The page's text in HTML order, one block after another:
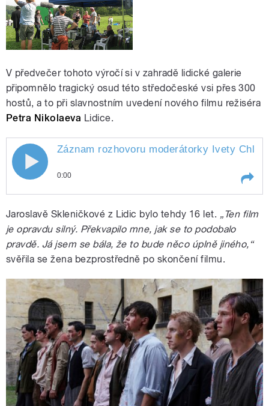
V předvečer tohoto výročí si v zahradě lidické galerie
připomnělo tragický osud této středočeské vsi přes 300
hostů, a to při slavnostním uvedení nového filmu režiséra
Petra Nikolaeva Lidice.
pause
Záznam rozhovoru moderátorky Ivety
0:00
Chlumské a režiséra Petra Nikolaeva
o filmu
Jaroslavě Skleničkové z Lidic bylo tehdy 16 let. „Ten film
je opravdu silný. Překvapilo mne, jak se to podobalo
pravdě. Já jsem se bála, že to bude něco úplně jiného,“
svěřila se žena bezprostředně po skončení filmu.